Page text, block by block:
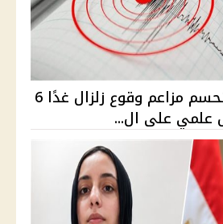
البحوث الفلكية تحسم مزاعم وقوع زلزال غدًا 6
على ال...